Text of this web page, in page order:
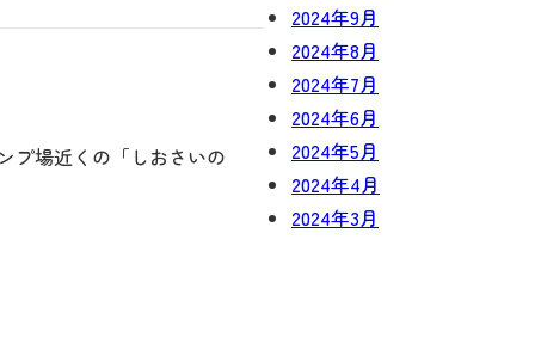
プ場近くの「しおさいの
2024年9月
2024年8月
2024年7月
2024年6月
2024年5月
2024年4月
2024年3月